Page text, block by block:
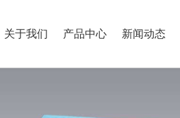
关于我们 产品中心 新闻动态